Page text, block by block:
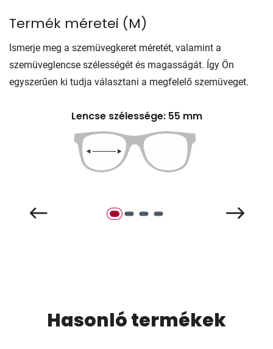
Termék méretei (M)
Ismerje meg a szemüvegkeret méretét, valamint a
szemüveglencse szélességét és magasságát. Így Ön
egyszerűen ki tudja választani a megfelelő szemüveget.
Lencse szélessége: 55 mm
Hasonló termékek